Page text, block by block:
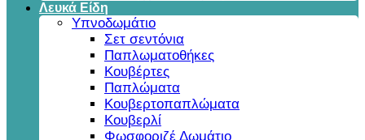
Λευκά Είδη
Υπνοδωμάτιο
Σετ σεντόνια
Παπλωματοθήκες
Κουβέρτες
Παπλώματα
Κουβερτοπαπλώματα
Κουβερλί
Φωσφοριζέ Δωμάτιο